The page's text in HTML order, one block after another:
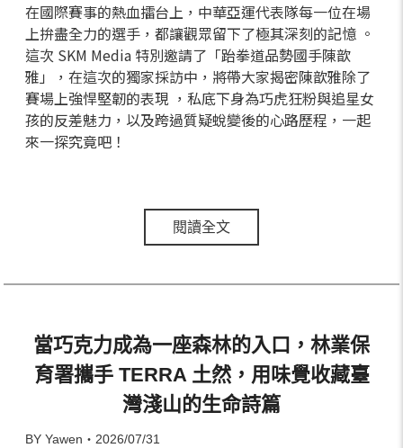
在國際賽事的熱血擂台上，中華亞運代表隊每一位在場
上拚盡全力的選手，都讓觀眾留下了極其深刻的記憶 。
這次 SKM Media 特別邀請了「跆拳道品勢國手陳歆
雅」，在這次的獨家採訪中，將帶大家揭密陳歆雅除了
賽場上強悍堅韌的表現 ，私底下身為巧虎狂粉與追星女
孩的反差魅力，以及跨過質疑蛻變後的心路歷程，一起
來一探究竟吧！
閱讀全文
當巧克力成為一座森林的入口，林業保
育署攜手 TERRA 土然，用味覺收藏臺
灣淺山的生命詩篇
BY Yawen・2026/07/31